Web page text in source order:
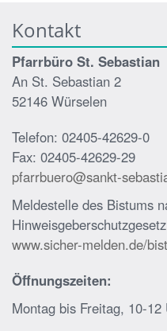
Kontakt
Pfarrbüro St. Sebastian
An St. Sebastian 2
52146 Würselen
Telefon: 02405-42629-0
Fax: 02405-42629-29
pfarrbuero@sankt-
Meldestelle des Bistums
www.sicher-melden.de/
Öffnungszeiten:
Montag bis Freitag, 10-12